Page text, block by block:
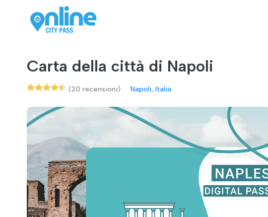
Carta della città di Napoli
(20 recensioni) Napoli, Italia